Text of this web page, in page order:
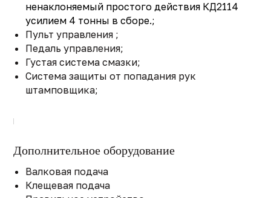
ненаклоняемый простого действия КД2114
усилием 4 тонны в сборе.;
Пульт управления ;
Педаль управления;
Густая система смазки;
Система защиты от попадания рук
штамповщика;
Дополнительное оборудование
Валковая подача
Клещевая подача